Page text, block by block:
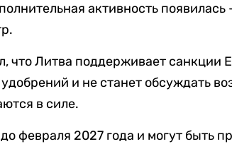
активность
что Литва поддерживает санкции
и не станет обсуждать
в силе.
февраля 2027 года и могут быть